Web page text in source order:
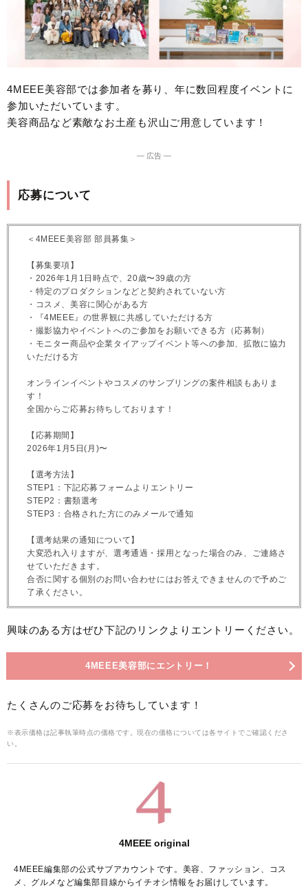
4MEEE美容部では参加者を募り、年に数回程度イベントに
参加いただいています。
美容商品など素敵なお土産も沢山ご用意しています！
― 広告 ―
応募について
＜4MEEE美容部 部員募集＞
【募集要項】
・2026年1月1日時点で、20歳〜39歳の方
・特定のプロダクションなどと契約されていない方
・コスメ、美容に関心がある方
・『4MEEE』の世界観に共感していただける方
・撮影協力やイベントへのご参加をお願いできる方（応募制）
・モニター商品や企業タイアップイベント等への参加、拡散に協力
いただける方
オンラインイベントやコスメのサンプリングの案件相談もありま
す！
全国からご応募お待ちしております！
【応募期間】
2026年1月5日(月)〜
【選考方法】
STEP1：下記応募フォームよりエントリー
STEP2：書類選考
STEP3：合格された方にのみメールで通知
【選考結果の通知について】
大変恐れ入りますが、選考通過・採用となった場合のみ、ご連絡さ
せていただきます。
合否に関する個別のお問い合わせにはお答えできませんので予めご
了承ください。
興味のある方はぜひ下記のリンクよりエントリーください。
4MEEE美容部にエントリー！
たくさんのご応募をお待ちしています！
※表示価格は記事執筆時点の価格です。現在の価格については各サイトでご確認くださ
い。
4MEEE original
4MEEE編集部の公式サブアカウントです。美容、ファッション、コス
メ、グルメなど編集部目線からイチオシ情報をお届けしています。